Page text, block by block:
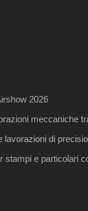
2026
meccaniche
lavorazioni di
stampi e particolari